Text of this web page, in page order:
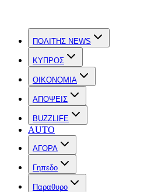
ΠΟΛΙΤΗΣ NEWS
ΚΥΠΡΟΣ
OIKONOMIA
ΑΠΟΨΕΙΣ
BUZZLIFE
AUTO
ΑΓΟΡΑ
Γηπεδο
Παραθυρο